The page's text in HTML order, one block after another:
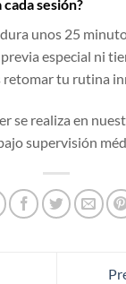
sesión?
unos 25
especial ni
retomar tu rutina
se realiza en
supervisión